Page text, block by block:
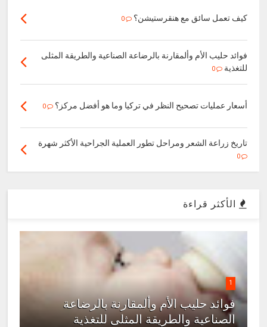
كيف تعمل سائق مع هنقرستيشن؟ 0
فوائد حليب الأم وألمقارنة بالرضاعة الصناعية والطريقة المثلى
للتغذية
0
أسعار عمليات تصحيح النظر في تركيا وما هو أفضل مركز؟ 0
تاريخ زراعة الشعر ومراحل تطور العملية الجراحية الأكثر شهرة
0
الأكثر قراءة
1
فوائد حليب الأم وألمقارنة بالرضاعة
الصناعية والطريقة المثلى للتغذية